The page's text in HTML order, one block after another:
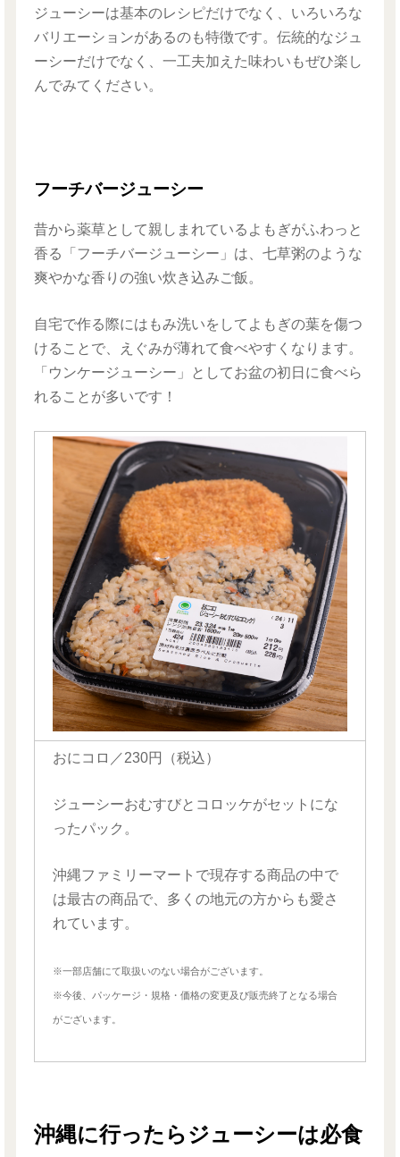
ジューシーは基本のレシピだけでなく、いろいろな
バリエーションがあるのも特徴です。伝統的なジュ
ーシーだけでなく、一工夫加えた味わいもぜひ楽し
んでみてください。
フーチバージューシー
昔から薬草として親しまれているよもぎがふわっと
香る「フーチバージューシー」は、七草粥のような
爽やかな香りの強い炊き込みご飯。
自宅で作る際にはもみ洗いをしてよもぎの葉を傷つ
けることで、えぐみが薄れて食べやすくなります。
「ウンケージューシー」としてお盆の初日に食べら
れることが多いです！
おにコロ／230円（税込）
ジューシーおむすびとコロッケがセットにな
ったパック。
沖縄ファミリーマートで現存する商品の中で
は最古の商品で、多くの地元の方からも愛さ
れています。
※一部店舗にて取扱いのない場合がございます。
※今後、パッケージ・規格・価格の変更及び販売終了となる場合
がございます。
沖縄に行ったらジューシーは必食